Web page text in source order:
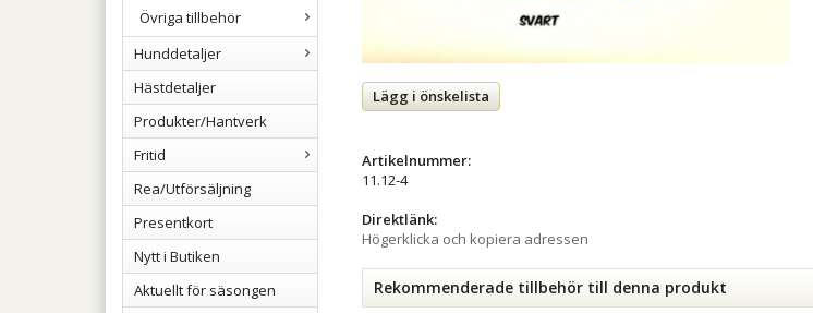
Övriga tillbehör
Hunddetaljer
Hästdetaljer
Produkter/Hantverk
Fritid
Rea/Utförsäljning
Presentkort
Nytt i Butiken
Aktuellt för säsongen
Lägg i önskelista
Artikelnummer:
11.12-4
Direktlänk:
Högerklicka och kopiera adressen
Rekommenderade tillbehör till denna produkt